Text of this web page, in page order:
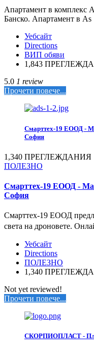
Апартамент в комплекс
Банско. Апартамент в As
Уебсайт
Directions
ВИП обяви
1,843
5.0 1 review
Прочети повече...
Смарттех-19 ЕООД -
София
1,340 ПРЕГЛЕЖДАНИЯ
ПОЛЕЗНО
Смарттех-19 ЕООД -
София
Смарттех-19 ЕООД
света на дроновете.
Уебсайт
Directions
ПОЛЕЗНО
1,340
Not yet reviewed!
Прочети повече...
СКОРПИОПЛАСТ -